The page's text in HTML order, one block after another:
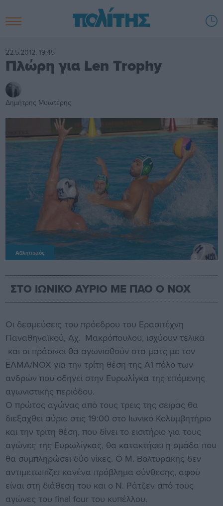
22.5.2012, 19:45
Πλώρη για Len Trophy
Δημήτρης Μυωτέρης
Αθλητισμός
ΣΤΟ ΙΩΝΙΚΟ ΑΥΡΙΟ ΜΕ ΠΑΟ Ο ΝΟΧ
Οι δεσμεύσεις του πρόεδρου του Ερασιτέχνη
Παναθηναϊκού, Αχ. Μακρόπουλου, ισχύουν τελικά
και οι πράσινοι θα αγωνισθούν στα ματς με τον
ΕΛΜΑ/ΝΟΧ για την τρίτη θέση της Α1 πόλο των
ανδρών που οδηγεί στην Ευρωλίγκα της επόμενης
αγωνιστικής περιόδου.
Ο πρώτος αγώνας από τους τρεις της σειράς θα
διεξαχθεί αύριο στις 19:00 στο Ιωνικό Κολυμβητήριο
και την τρίτη θέση, που δίνει το εισιτήριο για τους
αγώνες της Ευρωλίγκας, θα κατακτήσει η ομάδα που
θα συμπληρώσει δύο νίκες. Ο Μ. Βολτυράκης δεν
αντιμετωπίζει κανένα πρόβλημα σύνθεσης, αφού
είναι στη διάθεση του και ο Ν. Ράτζεν από τους
αγώνες του final four του κυπέλλου.